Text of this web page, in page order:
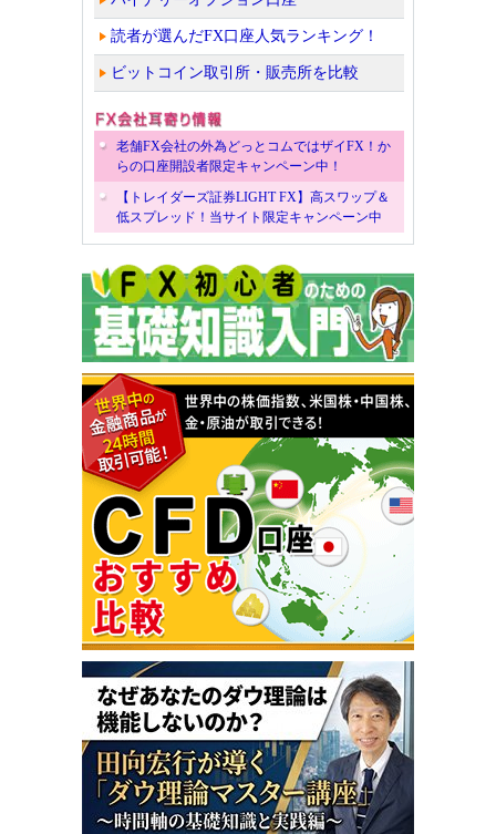
読者が選んだFX口座人気ランキング！
ビットコイン取引所・販売所を比較
老舗FX会社の外為どっとコムではザイFX！か
らの口座開設者限定キャンペーン中！
【トレイダーズ証券LIGHT FX】高スワップ＆
低スプレッド！当サイト限定キャンペーン中